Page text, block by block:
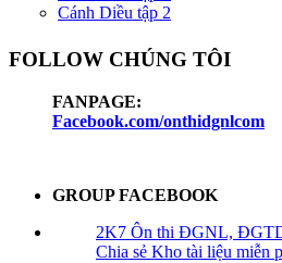
Cánh Diều tập 2
FOLLOW CHÚNG TÔI
FANPAGE:
Facebook.com/onthidgnlcom
GROUP FACEBOOK
2K7 Ôn thi ĐGNL,
Chia sẻ Kho tài liệu miễn